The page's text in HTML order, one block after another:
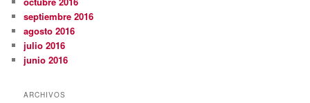
septiembre 2016
agosto 2016
julio 2016
junio 2016
ARCHIVOS